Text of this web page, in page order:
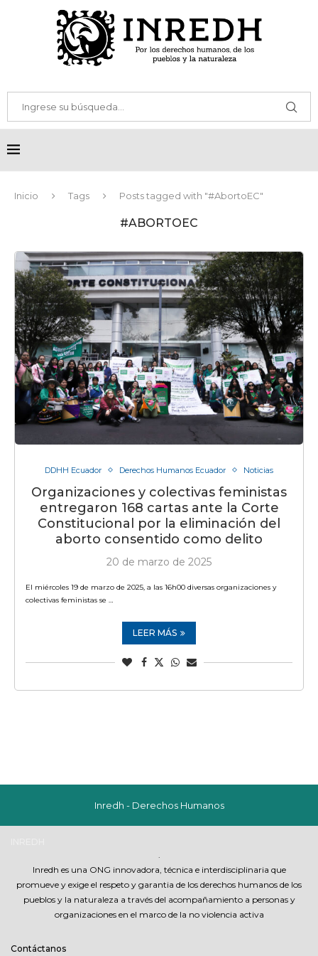
Inicio Tags Posts tagged with "#AbortoEC"
#ABORTOEC
DDHH Ecuador Derechos Humanos Ecuador Noticias
Organizaciones y colectivas feministas
entregaron 168 cartas ante la Corte
Constitucional por la eliminación del
aborto consentido como delito
20 de marzo de 2025
El miércoles 19 de marzo de 2025, a las 16h00 diversas organizaciones y
colectivas feministas se …
LEER MÁS
Inredh - Derechos Humanos
Inredh es una ONG innovadora, técnica e interdisciplinaria que
promueve y exige el respeto y garantia de los derechos humanos de los
pueblos y la naturaleza a través del acompañamiento a personas y
organizaciones en el marco de la no violencia activa
Contáctanos